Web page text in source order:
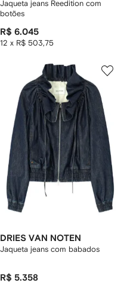
Jaqueta jeans Reedition com
botões
R$ 6.045
12 x R$ 503,75
DRIES VAN NOTEN
Jaqueta jeans com babados
R$ 5.358